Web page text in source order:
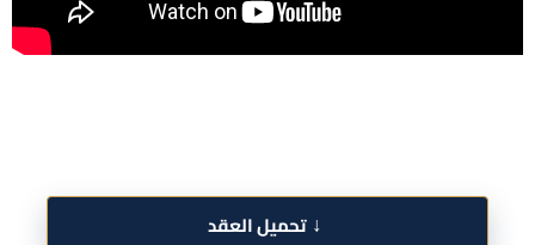
↓ تحميل العقد